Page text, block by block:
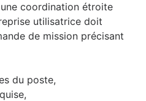
coordination étroite
utilisatrice doit
de mission précisant
du poste,